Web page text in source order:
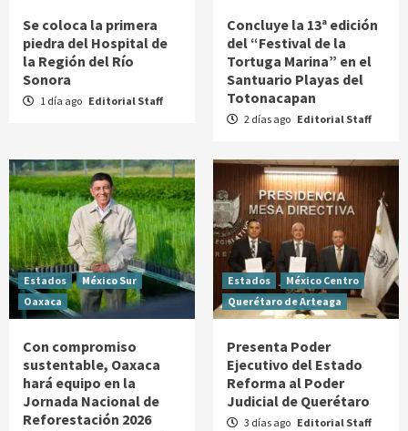
Se coloca la primera
piedra del Hospital de
la Región del Río
Sonora
1 día ago Editorial Staff
Concluye la 13ª edición
del “Festival de la
Tortuga Marina” en el
Santuario Playas del
Totonacapan
2 días ago Editorial Staff
Estados
México Sur
Oaxaca
Con compromiso
sustentable, Oaxaca
hará equipo en la
Jornada Nacional de
Reforestación 2026
Estados
México Centro
Querétaro de Arteaga
Presenta Poder
Ejecutivo del Estado
Reforma al Poder
Judicial de Querétaro
3 días ago Editorial Staff